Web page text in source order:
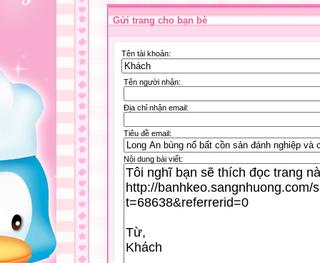
Gửi trang cho bạn bè
Tên tài khoản:
Tên người nhận:
Địa chỉ nhận email:
Tiêu đề email:
Nội dung bài viết: